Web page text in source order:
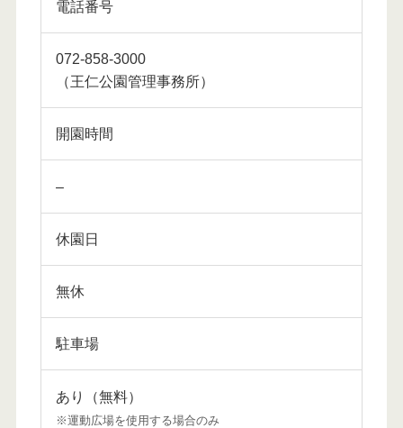
電話番号
072-858-3000
（王仁公園管理事務所）
開園時間
–
休園日
無休
駐車場
あり（無料）
※運動広場を使用する場合のみ